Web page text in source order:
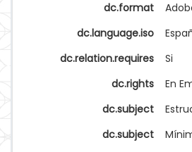
dc.format
dc.language.iso
dc.relation.requires
Si
dc.rights
En
dc.subject
dc.subject